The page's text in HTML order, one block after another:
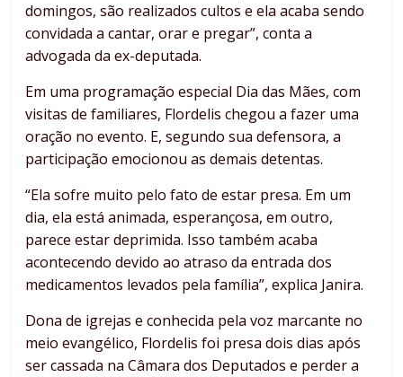
domingos, são realizados cultos e ela acaba sendo
convidada a cantar, orar e pregar”, conta a
advogada da ex-deputada.
Em uma programação especial Dia das Mães, com
visitas de familiares, Flordelis chegou a fazer uma
oração no evento. E, segundo sua defensora, a
participação emocionou as demais detentas.
“Ela sofre muito pelo fato de estar presa. Em um
dia, ela está animada, esperançosa, em outro,
parece estar deprimida. Isso também acaba
acontecendo devido ao atraso da entrada dos
medicamentos levados pela família”, explica Janira.
Dona de igrejas e conhecida pela voz marcante no
meio evangélico, Flordelis foi presa dois dias após
ser cassada na Câmara dos Deputados e perder a